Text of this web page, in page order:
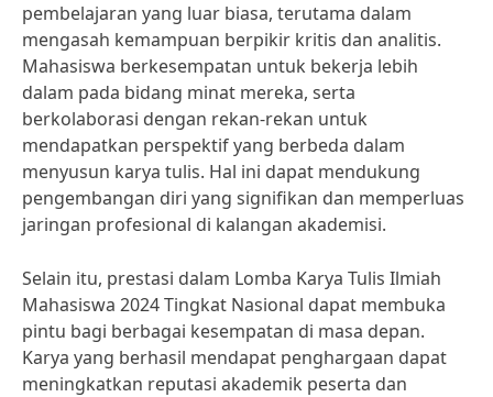
pembelajaran yang luar biasa, terutama dalam
mengasah kemampuan berpikir kritis dan analitis.
Mahasiswa berkesempatan untuk bekerja lebih
dalam pada bidang minat mereka, serta
berkolaborasi dengan rekan-rekan untuk
mendapatkan perspektif yang berbeda dalam
menyusun karya tulis. Hal ini dapat mendukung
pengembangan diri yang signifikan dan memperluas
jaringan profesional di kalangan akademisi.
Selain itu, prestasi dalam Lomba Karya Tulis Ilmiah
Mahasiswa 2024 Tingkat Nasional dapat membuka
pintu bagi berbagai kesempatan di masa depan.
Karya yang berhasil mendapat penghargaan dapat
meningkatkan reputasi akademik peserta dan